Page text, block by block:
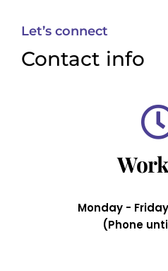
Let’s connect
Contact info
Monday -
(Phone